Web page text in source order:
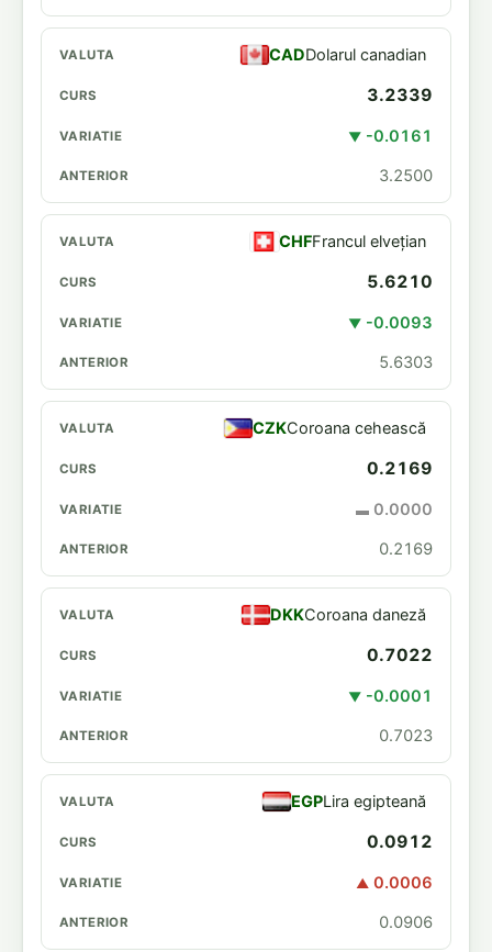
CADDolarul canadian
3.2339
▼ -0.0161
3.2500
CHFFrancul elvețian
5.6210
▼ -0.0093
5.6303
CZKCoroana cehească
0.2169
▬ 0.0000
0.2169
DKKCoroana daneză
0.7022
▼ -0.0001
0.7023
EGPLira egipteană
0.0912
▲ 0.0006
0.0906